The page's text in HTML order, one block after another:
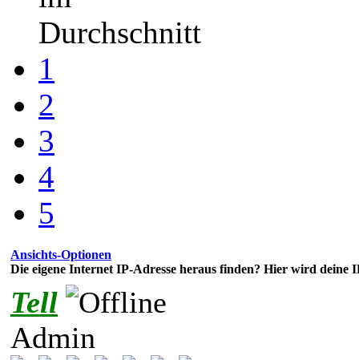
Durchschnitt
1
2
3
4
5
Ansichts-Optionen
Die eigene Internet IP-Adresse heraus finden? Hier wird deine
Tell
Admin